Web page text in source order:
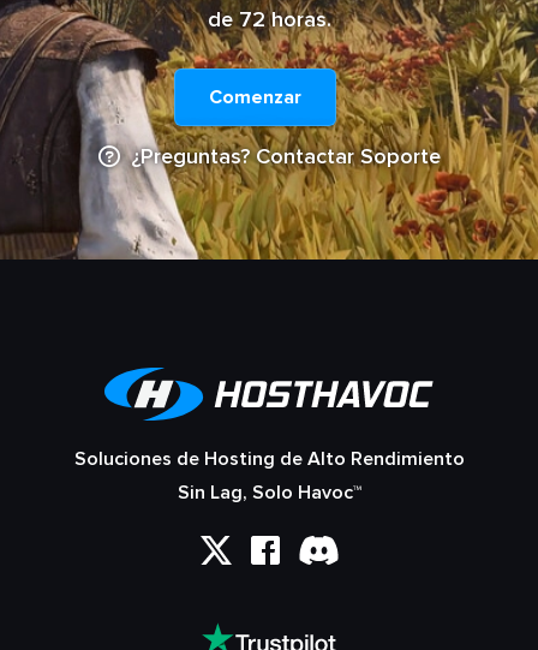
de 72 horas.
Comenzar
¿Preguntas? Contactar Soporte
Soluciones de Hosting de Alto Rendimiento
Sin Lag, Solo Havoc™